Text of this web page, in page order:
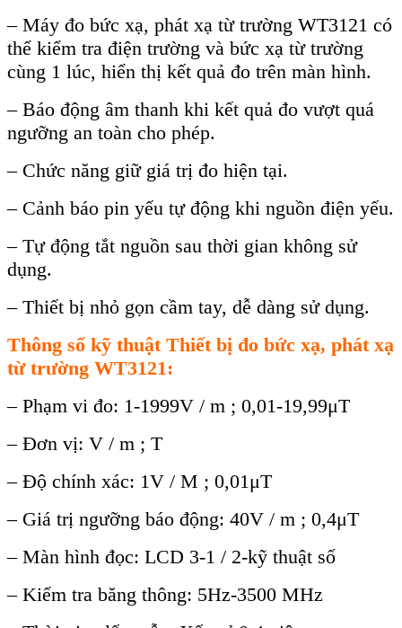
– Máy đo bức xạ, phát xạ từ trường WT3121 có
thể kiểm tra điện trường và bức xạ từ trường
cùng 1 lúc, hiển thị kết quả đo trên màn hình.
– Báo động âm thanh khi kết quả đo vượt quá
ngưỡng an toàn cho phép.
– Chức năng giữ giá trị đo hiện tại.
– Cảnh báo pin yếu tự động khi nguồn điện yếu.
– Tự động tắt nguồn sau thời gian không sử
dụng.
– Thiết bị nhỏ gọn cầm tay, dễ dàng sử dụng.
Thông số kỹ thuật Thiết bị đo bức xạ, phát xạ
từ trường WT3121:
– Phạm vi đo: 1-1999V / m ; 0,01-19,99μT
– Đơn vị: V / m ; T
– Độ chính xác: 1V / M ; 0,01μT
– Giá trị ngưỡng báo động: 40V / m ; 0,4μT
– Màn hình đọc: LCD 3-1 / 2-kỹ thuật số
– Kiểm tra băng thông: 5Hz-3500 MHz